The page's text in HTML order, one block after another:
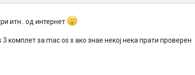
итн.. од интернет
за mac os x ако знае некој нека прати проверен